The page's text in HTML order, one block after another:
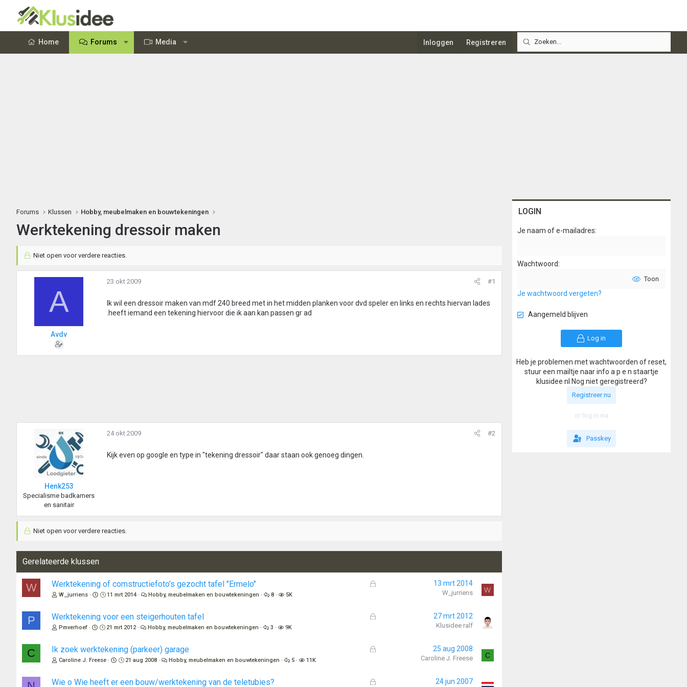
Home Forums Media Inloggen Registreren
Forums Klussen Hobby, meubelmaken en bouwtekeningen
Werktekening dressoir maken
Niet open voor verdere reacties.
A
Avdv
23 okt 2009 #1
Ik wil een dressoir maken van mdf 240 breed met in het midden planken voor dvd speler en links en rechts hiervan lades
.heeft iemand een tekening hiervoor die ik aan kan passen gr ad
Henk253
Specialisme badkamers
en sanitair
24 okt 2009 #2
Kijk even op google en type in "tekening dressoir" daar staan ook genoeg dingen.
Niet open voor verdere reacties.
Gerelateerde klussen
W
G
o
n
Werktekening of comstructiefoto's gezocht tafel "Ermelo"
W_jurriens 11 mrt 2014 Hobby, meubelmaken en bouwtekeningen 8 5K
13 mrt 2014
W_jurriens W
P
G
o
n
Werktekening voor een steigerhouten tafel
Pmverhoef 21 mrt 2012 Hobby, meubelmaken en bouwtekeningen 3 9K
27 mrt 2012
Klusidee ralf
C
G
Ik zoek werktekening (parkeer) garage
Caroline J. Freese 21 aug 2008 Hobby, meubelmaken en bouwtekeningen 5 11K
25 aug 2008
Caroline J. Freese C
G
Wie o Wie heeft er een bouw/werktekening van de teletubies? 24 jun 2007
LOGIN
Je naam of e-mailadres
Wachtwoord
Toon
Je wachtwoord vergeten?
Aangemeld blijven
Log in
Heb je problemen met wachtwoorden of reset,
stuur een mailtje naar info a p e n staartje
klusidee nl Nog niet geregistreerd?
Registreer nu
or log in via
Passkey